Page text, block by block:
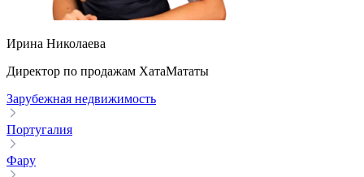
Ирина Николаева
Директор по продажам ХатаМататы
Зарубежная недвижимость
Португалия
Фару